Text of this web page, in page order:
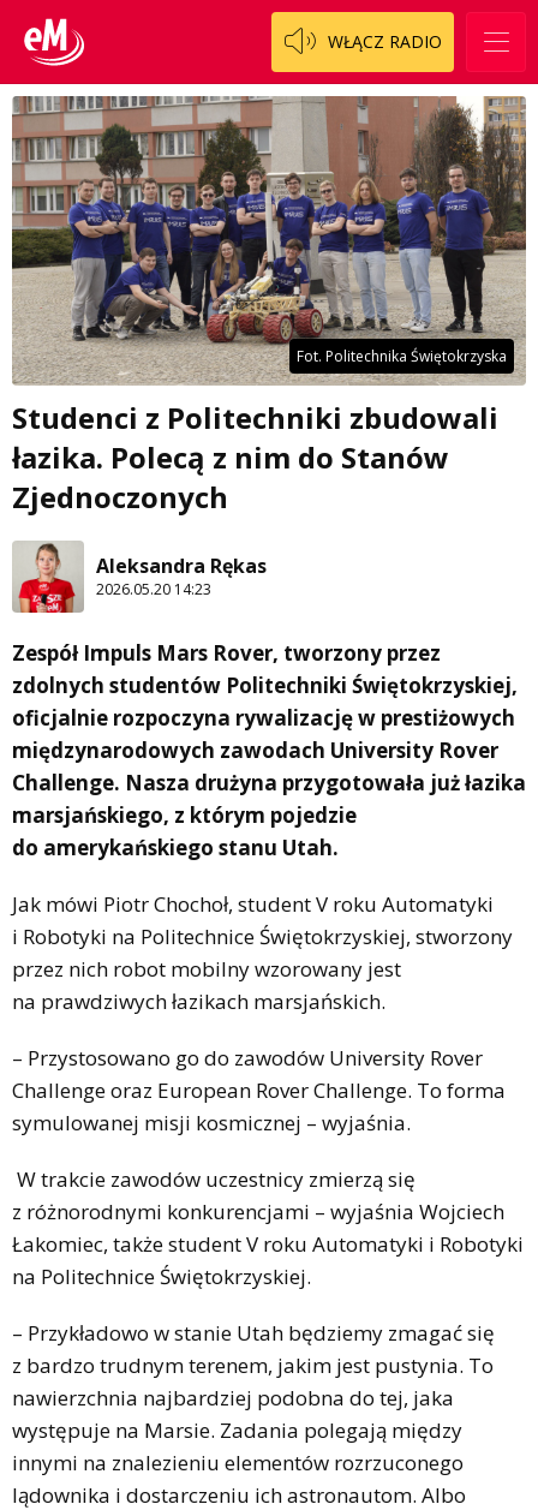
WŁĄCZ RADIO
Fot. Politechnika Świętokrzyska
Studenci z Politechniki zbudowali
łazika. Polecą z nim do Stanów
Zjednoczonych
Aleksandra Rękas
2026.05.20 14:23
Zespół Impuls Mars Rover, tworzony przez
zdolnych studentów Politechniki Świętokrzyskiej,
oficjalnie rozpoczyna rywalizację w prestiżowych
międzynarodowych zawodach University Rover
Challenge. Nasza drużyna przygotowała już łazika
marsjańskiego, z którym pojedzie
do amerykańskiego stanu Utah.
Jak mówi Piotr Chochoł, student V roku Automatyki
i Robotyki na Politechnice Świętokrzyskiej, stworzony
przez nich robot mobilny wzorowany jest
na prawdziwych łazikach marsjańskich.
– Przystosowano go do zawodów University Rover
Challenge oraz European Rover Challenge. To forma
symulowanej misji kosmicznej – wyjaśnia.
W trakcie zawodów uczestnicy zmierzą się
z różnorodnymi konkurencjami – wyjaśnia Wojciech
Łakomiec, także student V roku Automatyki i Robotyki
na Politechnice Świętokrzyskiej.
– Przykładowo w stanie Utah będziemy zmagać się
z bardzo trudnym terenem, jakim jest pustynia. To
nawierzchnia najbardziej podobna do tej, jaka
występuje na Marsie. Zadania polegają między
innymi na znalezieniu elementów rozrzuconego
lądownika i dostarczeniu ich astronautom. Albo